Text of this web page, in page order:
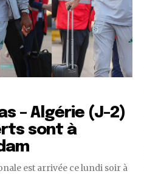
– Algérie (J-2)
sont à
est arrivée ce lundi soir à